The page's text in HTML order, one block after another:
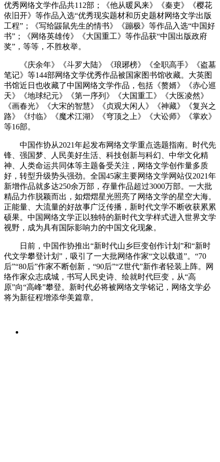
优秀网络文学作品共112部；《他从暖风来》《秦吏》《樱花
依旧开》等作品入选“优秀现实题材和历史题材网络文学出版
工程”；《写给鼹鼠先生的情书》《蹦极》等作品入选“中国好
书”；《网络英雄传》《大国重工》等作品获“中国出版政府
奖”，等等，不胜枚举。
《庆余年》《斗罗大陆》《琅琊榜》《全职高手》《盗墓
笔记》等144部网络文学优秀作品被国家图书馆收藏。大英图
书馆近日也收藏了中国网络文学作品，包括《赘婿》《赤心巡
天》《地球纪元》《第一序列》《大国重工》《大医凌然》
《画春光》《大宋的智慧》《贞观大闲人》《神藏》《复兴之
路》《纣临》《魔术江湖》《穹顶之上》《大讼师》《掌欢》
等16部。
中国作协从2021年起发布网络文学重点选题指南。时代先
锋、强国梦、人民美好生活、科技创新与科幻、中华文化精
神、人类命运共同体等主题备受关注，网络文学创作量多质
好，转型升级势头强劲。全国45家主要网络文学网站仅2021年
新增作品就多达250余万部，存量作品超过3000万部。一大批
精品力作脱颖而出，如熠熠星光照亮了网络文学的星空大海。
正能量、大流量的好故事广泛传播，新时代文学不断收获累累
硕果。中国网络文学正以独特的新时代文学样式进入世界文学
视野，成为具有国际影响力的中国文化现象。
日前，中国作协推出“新时代山乡巨变创作计划”和“新时
代文学攀登计划”，吸引了一大批网络作家“文以载道”。“70
后”“80后”作家不断创新，“90后”“Z世代”新作者轻装上阵。网
络作家众志成城，书写人民史诗、绘就时代巨变，从“高
原”向“高峰”攀登。新时代必将被网络文学铭记，网络文学必
将为新征程增添华美篇章。